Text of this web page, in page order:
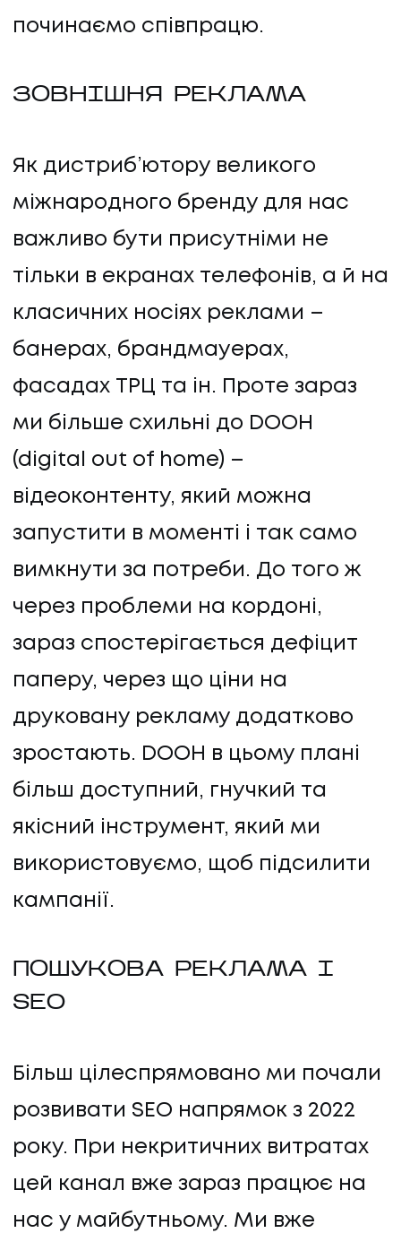
починаємо співпрацю.
ЗОВНІШНЯ РЕКЛАМА
Як дистриб’ютору великого
міжнародного бренду для нас
важливо бути присутніми не
тільки в екранах телефонів, а й на
класичних носіях реклами –
банерах, брандмауерах,
фасадах ТРЦ та ін. Проте зараз
ми більше схильні до DOOH
(digital out of home) –
відеоконтенту, який можна
запустити в моменті і так само
вимкнути за потреби. До того ж
через проблеми на кордоні,
зараз спостерігається дефіцит
паперу, через що ціни на
друковану рекламу додатково
зростають. DOOH в цьому плані
більш доступний, гнучкий та
якісний інструмент, який ми
використовуємо, щоб підсилити
кампанії.
ПОШУКОВА РЕКЛАМА І
SEO
Більш цілеспрямовано ми почали
розвивати SEO напрямок з 2022
року. При некритичних витратах
цей канал вже зараз працює на
нас у майбутньому. Ми вже
НАПИСАТИ НАМ
UA EN
UA EN